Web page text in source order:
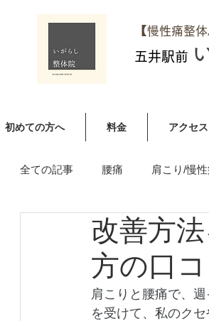
【慢性痛整
五井駅前
初めての方へ 料金 アクセス
全ての記事 腰痛 肩こり/慢
足やお尻のしびれ（ヘルニア含
改善方
方の口
肩こりと腰痛で、
を受けて、私のク